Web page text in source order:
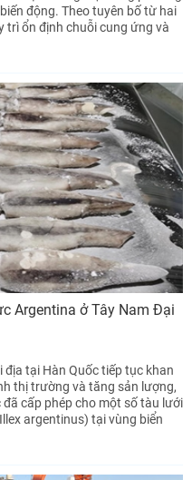
động. Theo tuyên bố từ hai
trì ổn định chuỗi cung ứng và
Argentina ở Tây Nam Đại
tại Hàn Quốc tiếp tục khan
thị trường và tăng sản lượng,
cấp phép cho một số tàu lưới
argentinus) tại vùng biển